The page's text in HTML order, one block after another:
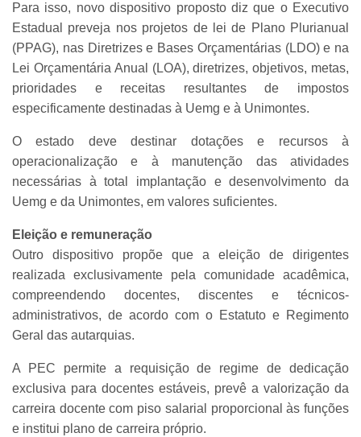
Para isso, novo dispositivo proposto diz que o Executivo
Estadual preveja nos projetos de lei de Plano Plurianual
(PPAG), nas Diretrizes e Bases Orçamentárias (LDO) e na
Lei Orçamentária Anual (LOA), diretrizes, objetivos, metas,
prioridades e receitas resultantes de impostos
especificamente destinadas à Uemg e à Unimontes.
O estado deve destinar dotações e recursos à
operacionalização e à manutenção das atividades
necessárias à total implantação e desenvolvimento da
Uemg e da Unimontes, em valores suficientes.
Eleição e remuneração
Outro dispositivo propõe que a eleição de dirigentes
realizada exclusivamente pela comunidade acadêmica,
compreendendo docentes, discentes e técnicos-
administrativos, de acordo com o Estatuto e Regimento
Geral das autarquias.
A PEC permite a requisição de regime de dedicação
exclusiva para docentes estáveis, prevê a valorização da
carreira docente com piso salarial proporcional às funções
e institui plano de carreira próprio.